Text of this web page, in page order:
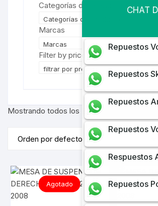
Mostrando todos los 3 resultados
Agotado
Categorías del producto
Categorías del producto
Marcas
Marcas
Filter by price
filtrar por precio
CHAT
Repuestos
Repuestos
Repuestos
Repuestos
Respuestos
Repuestos